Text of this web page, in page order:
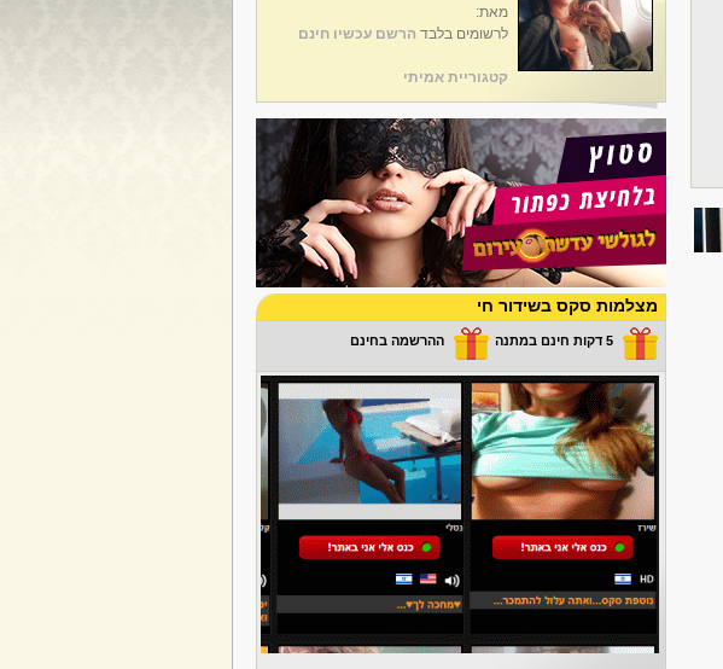
מאת:
לרשומים בלבד הרשם עכשיו חינם
קטגוריית אמיתי
מצלמות סקס בשידור חי
5 דקות חינם במתנה ההרשמה בחינם